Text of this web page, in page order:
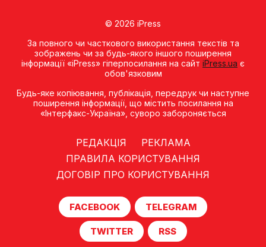
© 2026 iPress
За повного чи часткового використання текстів та
зображень чи за будь-якого іншого поширення
інформації «iPress» гіперпосилання на сайт iPress.ua є
обов'язковим
Будь-яке копiювання, публiкацiя, передрук чи наступне
поширення iнформацiї, що мiстить посилання на
«Iнтерфакс-Україна», суворо забороняється
РЕДАКЦІЯ
РЕКЛАМА
ПРАВИЛА КОРИСТУВАННЯ
ДОГОВІР ПРО КОРИСТУВАННЯ
FACEBOOK TELEGRAM
TWITTER RSS